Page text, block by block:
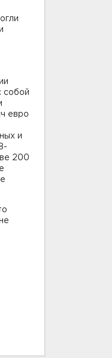
собой
евро
и
200